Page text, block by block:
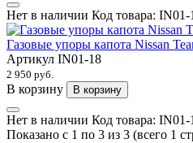
Нет в наличии Код товара: IN01-
Газовые упоры капота Nissan
Артикул IN01-18
2 950 руб.
В корзину В корзину
Нет в наличии Код товара: IN01-
Показано с 1 по 3 из 3 (всего 1